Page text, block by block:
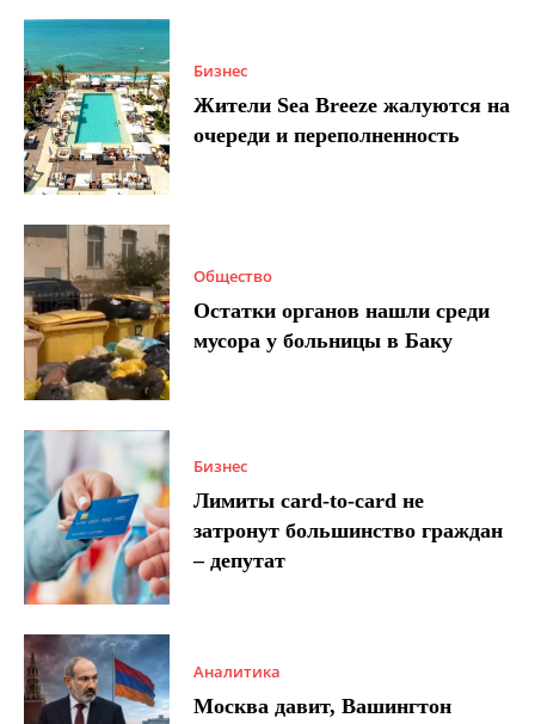
Бизнес
Жители Sea Breeze жалуются на
очереди и переполненность
Общество
Остатки органов нашли среди
мусора у больницы в Баку
Бизнес
Лимиты card-to-card не
затронут большинство граждан
– депутат
Аналитика
Москва давит, Вашингтон